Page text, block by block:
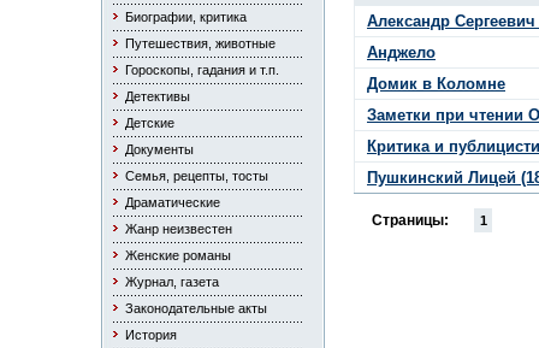
Биографии, критика
Путешествия, животные
Гороскопы, гадания и т.п.
Детективы
Детские
Документы
Семья, рецепты, тосты
Драматические
Жанр неизвестен
Женские романы
Журнал, газета
Законодательные акты
История
Александр
Анджело
Домик в Коломне
Заметки при чтении
Критика и
Пушкинский Лицей
Страницы: 1